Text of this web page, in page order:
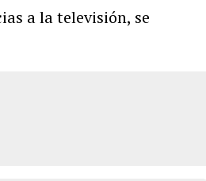
a la televisión, se